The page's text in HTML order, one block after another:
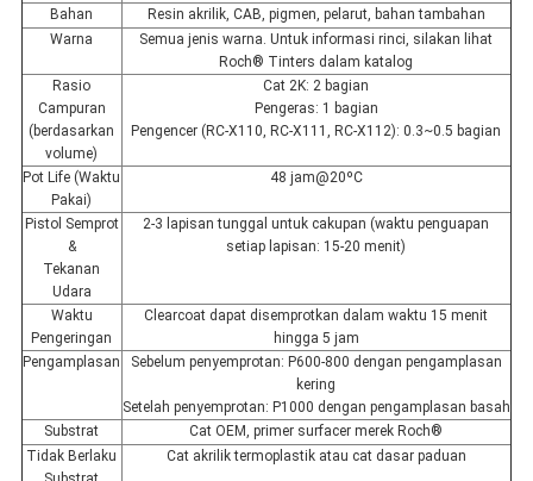
Bahan
Resin akrilik, CAB, pigmen, pelarut, bahan tambahan
Warna
Semua jenis warna. Untuk informasi rinci, silakan lihat
Roch® Tinters dalam katalog
Rasio
Campuran
(berdasarkan
volume)
Cat 2K: 2 bagian
Pengeras: 1 bagian
Pengencer (RC-X110, RC-X111, RC-X112): 0.3~0.5 bagian
Pot Life (Waktu
Pakai)
48 jam@20ºC
Pistol Semprot
&
Tekanan
Udara
2-3 lapisan tunggal untuk cakupan (waktu penguapan
setiap lapisan: 15-20 menit)
Waktu
Pengeringan
Clearcoat dapat disemprotkan dalam waktu 15 menit
hingga 5 jam
Pengamplasan
Sebelum penyemprotan: P600-800 dengan pengamplasan
kering
Setelah penyemprotan: P1000 dengan pengamplasan basah
Substrat
Cat OEM, primer surfacer merek Roch®
Tidak Berlaku
Cat akrilik termoplastik atau cat dasar paduan